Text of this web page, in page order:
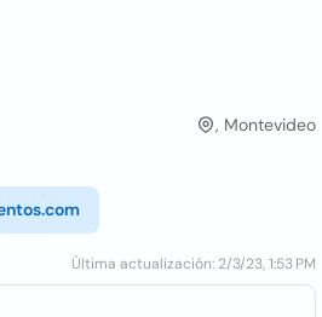
, Montevideo
Última actualización: 2/3/23, 1:53 PM